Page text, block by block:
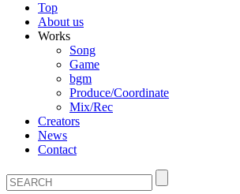
Top
About us
Works
Song
Game
bgm
Produce/Coordinate
Mix/Rec
Creators
News
Contact